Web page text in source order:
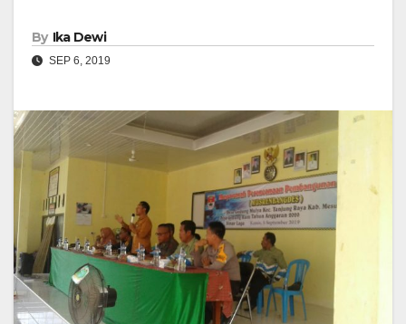
By Ika Dewi
SEP 6, 2019